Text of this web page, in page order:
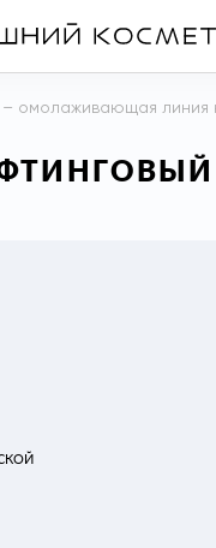
– омолаживающая